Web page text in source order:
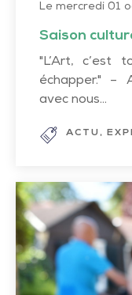
Le mercredi 01
Saison
"L’Art, c’est
échapper." –
avec nous...
ACTU
Un
label
pensé
pour
les